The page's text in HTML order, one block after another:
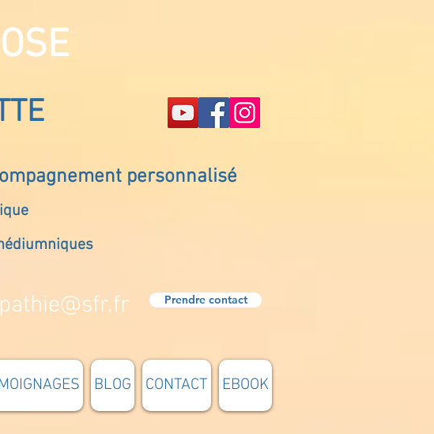
personnalisé
Prendre contact
BLOG CONTACT EBOOK